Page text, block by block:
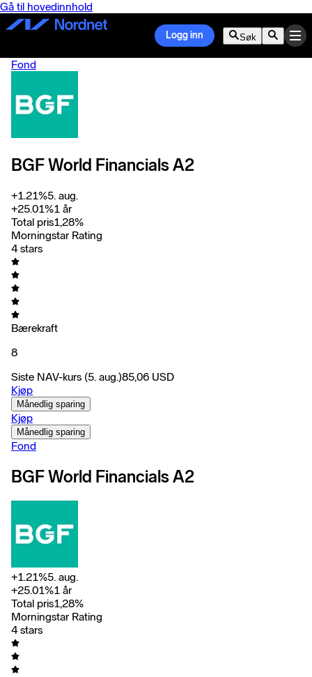
Gå til hovedinnhold
Logg inn Søk
Fond
BGF World Financials A2
+1.21%5. aug.
+25.01%1 år
Total pris1,28%
Morningstar Rating
4 stars
Bærekraft
8
Siste NAV-kurs (5. aug.)85,06 USD
Kjøp
Månedlig sparing
Kjøp
Månedlig sparing
Fond
BGF World Financials A2
+1.21%5. aug.
+25.01%1 år
Total pris1,28%
Morningstar Rating
4 stars